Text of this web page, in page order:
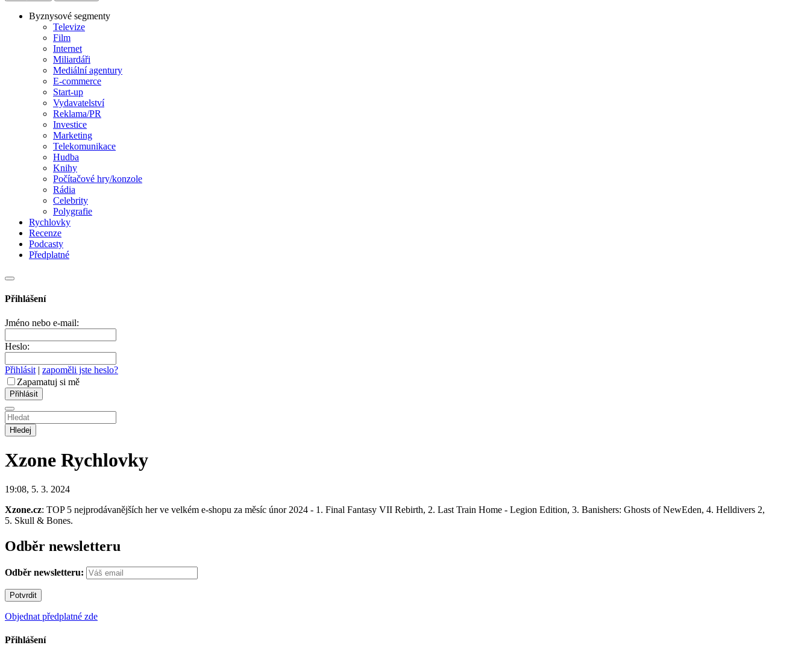
Byznysové segmenty
Televize
Film
Internet
Miliardáři
Mediální agentury
E-commerce
Start-up
Vydavatelství
Reklama/PR
Investice
Marketing
Telekomunikace
Hudba
Knihy
Počítačové hry/konzole
Rádia
Celebrity
Polygrafie
Rychlovky
Recenze
Podcasty
Předplatné
Přihlášení
Jméno nebo e-mail:
Heslo:
Přihlásit | zapoměli jste heslo?
Zapamatuj si mě
Hledej
Xzone Rychlovky
19:08, 5. 3. 2024
Xzone.cz: TOP 5 nejprodávanějších her ve velkém e-shopu za měsíc únor 2024 - 1. Final Fantasy VII Rebirth, 2. Last Train Home - Legion Edition, 3. Banishers: Ghosts of NewEden, 4. Helldivers 2,
5. Skull & Bones.
Odběr newsletteru
Odběr newsletteru:
Objednat předplatné zde
Přihlášení